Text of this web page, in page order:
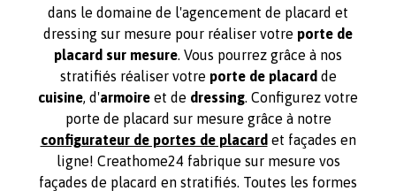
dans le domaine de l'agencement de placard et
dressing sur mesure pour réaliser votre porte de
placard sur mesure . Vous pourrez grâce à nos
stratifiés réaliser votre porte de placardde
cuisine , d'armoire et de dressing . Configurez votre
porte de placard sur mesure grâce à notre
configurateur de portes de placardet façades en
ligne! Creathome24 fabrique sur mesure vos
façades de placard en stratifiés. Toutes les formes